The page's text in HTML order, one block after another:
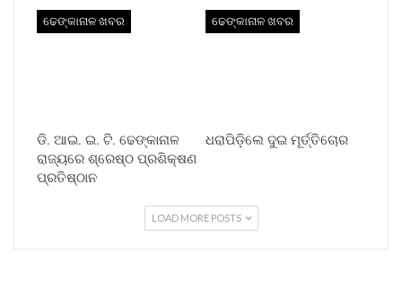
ଢେଙ୍କାନାଳ ଖବର
ଡି. ଆଇ. ଇ. ଟି. ଢେଙ୍କାନାଳ
ରାଜ୍ୟରେ ଶ୍ରେଷ୍ଠ ପ୍ରଶିକ୍ଷଣ
ପ୍ରତିଷ୍ଠାନ
ଢେଙ୍କାନାଳ ଖବର
ଧରାପିଡ଼ିଲେ ଦୁଇ ମୂର୍ତ୍ତିଚୋର
LOAD MORE POSTS